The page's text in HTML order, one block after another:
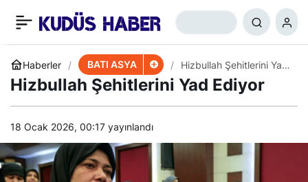
Haberler BATI ASYA
Hizbullah Şehitlerini Yad
Ediyor
Hizbullah Şehitlerini Yad Ediyor
18 Ocak 2026, 00:17 yayınlandı
Filistinli Mahkumun
Büyük Zaferi
+ 0 Paylaş